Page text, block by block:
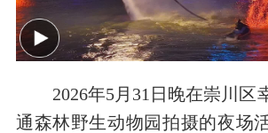
2026年5月31日晚在崇川区
通森林野生动物园拍摄的夜场